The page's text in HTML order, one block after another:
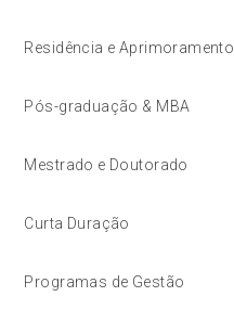
Residência e Aprimoramento
Pós-graduação & MBA
Mestrado e Doutorado
Curta Duração
Programas de Gestão